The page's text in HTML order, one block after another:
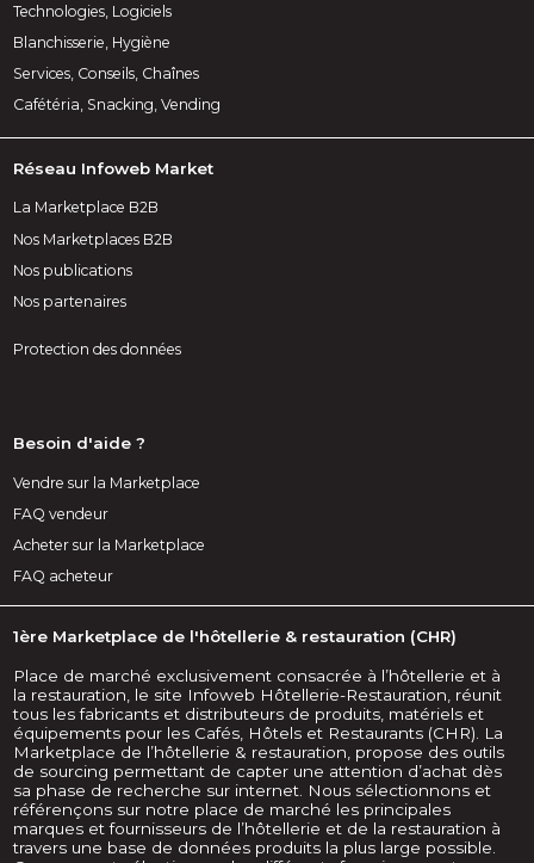
Technologies, Logiciels
Blanchisserie, Hygiène
Services, Conseils, Chaînes
Cafétéria, Snacking, Vending
Réseau Infoweb Market
La Marketplace B2B
Nos Marketplaces B2B
Nos publications
Nos partenaires
Protection des données
Besoin d'aide ?
Vendre sur la Marketplace
FAQ vendeur
Acheter sur la Marketplace
FAQ acheteur
1ère Marketplace de l'hôtellerie & restauration (CHR)
Place de marché exclusivement consacrée à l’hôtellerie et à
la restauration, le site Infoweb Hôtellerie-Restauration, réunit
tous les fabricants et distributeurs de produits, matériels et
équipements pour les Cafés, Hôtels et Restaurants (CHR). La
Marketplace de l’hôtellerie & restauration, propose des outils
de sourcing permettant de capter une attention d’achat dès
sa phase de recherche sur internet. Nous sélectionnons et
référençons sur notre place de marché les principales
marques et fournisseurs de l’hôtellerie et de la restauration à
travers une base de données produits la plus large possible.